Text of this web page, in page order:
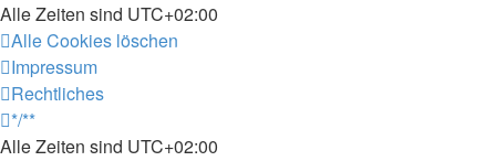
Alle Zeiten sind UTC+02:00
Alle Cookies löschen
Impressum
Rechtliches
*/**
Alle Zeiten sind UTC+02:00